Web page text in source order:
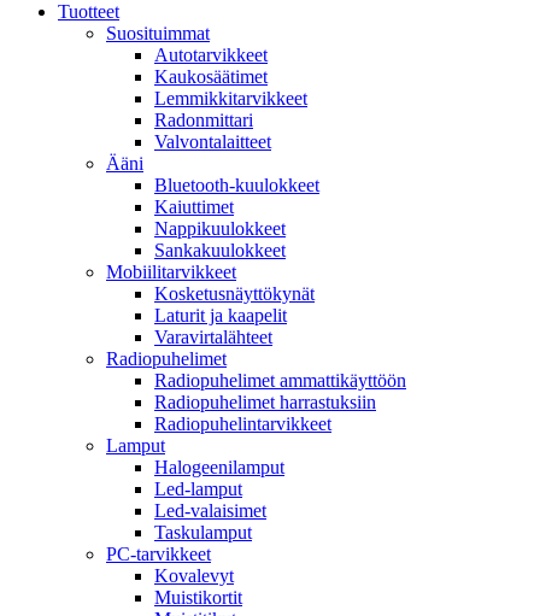
Tuotteet
Suosituimmat
Autotarvikkeet
Kaukosäätimet
Lemmikkitarvikkeet
Radonmittari
Valvontalaitteet
Ääni
Bluetooth-kuulokkeet
Kaiuttimet
Nappikuulokkeet
Sankakuulokkeet
Mobiilitarvikkeet
Kosketusnäyttökynät
Laturit ja kaapelit
Varavirtalähteet
Radiopuhelimet
Radiopuhelimet ammattikäyttöön
Radiopuhelimet harrastuksiin
Radiopuhelintarvikkeet
Lamput
Halogeenilamput
Led-lamput
Led-valaisimet
Taskulamput
PC-tarvikkeet
Kovalevyt
Muistikortit